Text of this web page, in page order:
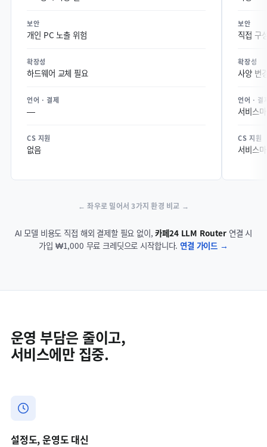
보안
개인 PC 노출 위험
확장성
하드웨어 교체 필요
언어 · 결제
—
CS 지원
없음
보안
직접 구
확장성
사양 변
언어 · 결
서비스
CS 지원
서비스
← 좌우로 밀어서 3가지 환경 비교 →
AI 모델 비용도 직접 해외 결제할 필요 없이,카페24 LLM Router 연결 시
가입 ₩1,000 무료 크레딧으로 시작합니다.연결 가이드 →
운영 부담은 줄이고,
서비스에만 집중.
설정도, 운영도 대신